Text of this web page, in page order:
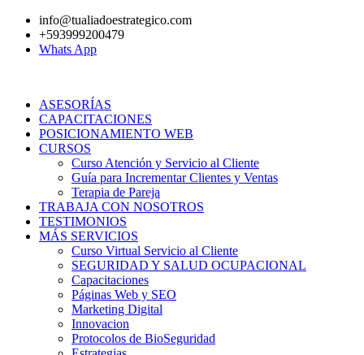
contenido
info@tualiadoestrategico.com
+593999200479
Whats App
ASESORÍAS
CAPACITACIONES
POSICIONAMIENTO WEB
CURSOS
Curso Atención y Servicio al Cliente
Guía para Incrementar Clientes y Ventas
Terapia de Pareja
TRABAJA CON NOSOTROS
TESTIMONIOS
MÁS SERVICIOS
Curso Virtual Servicio al Cliente
SEGURIDAD Y SALUD OCUPACIONAL
Capacitaciones
Páginas Web y SEO
Marketing Digital
Innovacion
Protocolos de BioSeguridad